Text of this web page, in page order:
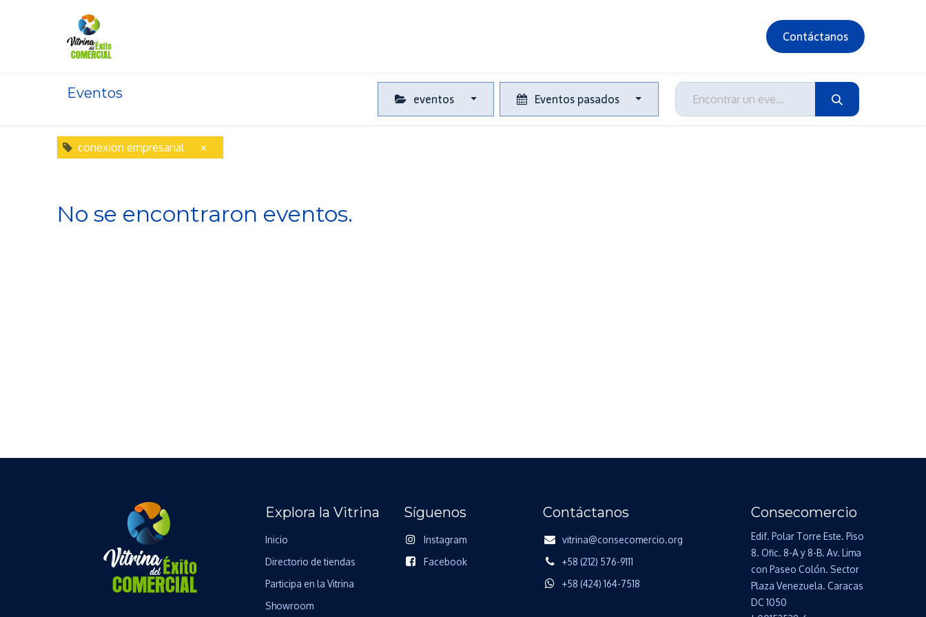
Contáctanos
Eventos eventos Eventos pasados
conexion empresarial ×
No se encontraron eventos.
Explora la Vitrina
Inicio
Directorio de tiendas
Participa en la Vitrina
Showroom
Síguenos
Instagram
Facebook
Contáctanos
vitrina@consecomercio.org
+58 (212) 576-9111
+58 (424) 164-7518
Consecomercio
Edif. Polar Torre Este. Piso
8. Ofic. 8-A y 8-B. Av. Lima
con Paseo Colón. Sector
Plaza Venezuela. Caracas
DC 1050